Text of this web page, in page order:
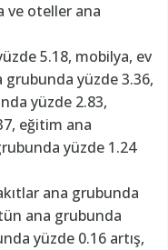
ve oteller ana
5.18, mobilya, ev
grubunda yüzde 3.36,
yüzde 2.83,
eğitim ana
yüzde 1.24
ana grubunda
ana grubunda
yüzde 0.16 artış,